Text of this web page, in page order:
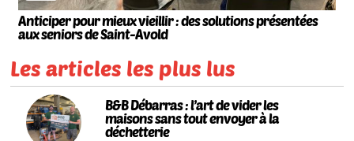
Anticiper pour mieux vieillir : des solutions présentées
aux seniors de Saint-Avold
Les articles les plus lus
1
B&B Débarras : l’art de vider les
maisons sans tout envoyer à la
déchetterie